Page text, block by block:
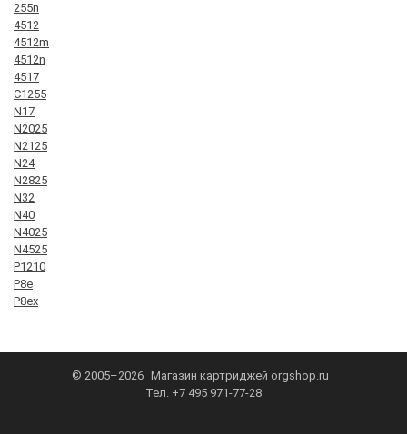
255n
4512
4512m
4512n
4517
C1255
N17
N2025
N2125
N24
N2825
N32
N40
N4025
N4525
P1210
P8e
P8ex
© 2005–2026 Магазин картриджей orgshop.ru
Тел. +7 495 971-77-28